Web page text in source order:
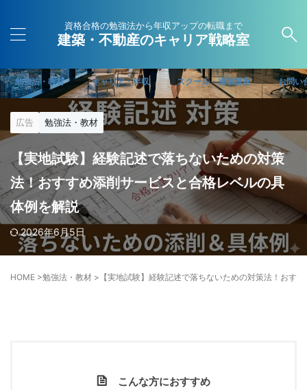
資格合格の勉強法から年収アップの転職まで
建築・不動産のキャリア戦略室
勉強法・教材 キャリア・年収 スクール・通信講座 お問い
広告 勉強法・教材
【実地試験】経験記述で落ちないための対策
法！おすすめ添削サービスと合格レベルの具
体例を解説
2026年6月5日
HOME >勉強法・教材 > 【実地試験】経験記述で落ちないための対策法！おす
こんな方におすすめ